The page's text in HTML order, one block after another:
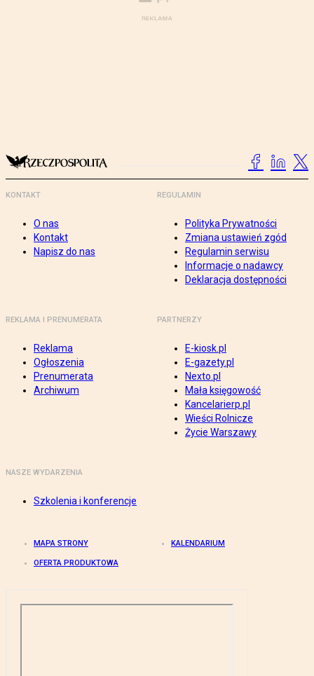
KONTAKT
O nas
Kontakt
Napisz do nas
REGULAMIN
Polityka Prywatności
Zmiana ustawień zgód
Regulamin serwisu
Informacje o nadawcy
Deklaracja dostępności
REKLAMA I PRENUMERATA
Reklama
Ogłoszenia
Prenumerata
Archiwum
PARTNERZY
E-kiosk.pl
E-gazety.pl
Nexto.pl
Mała księgowość
Kancelarierp.pl
Wieści Rolnicze
Życie Warszawy
NASZE WYDARZENIA
Szkolenia i konferencje
MAPA STRONY KALENDARIUM
OFERTA PRODUKTOWA